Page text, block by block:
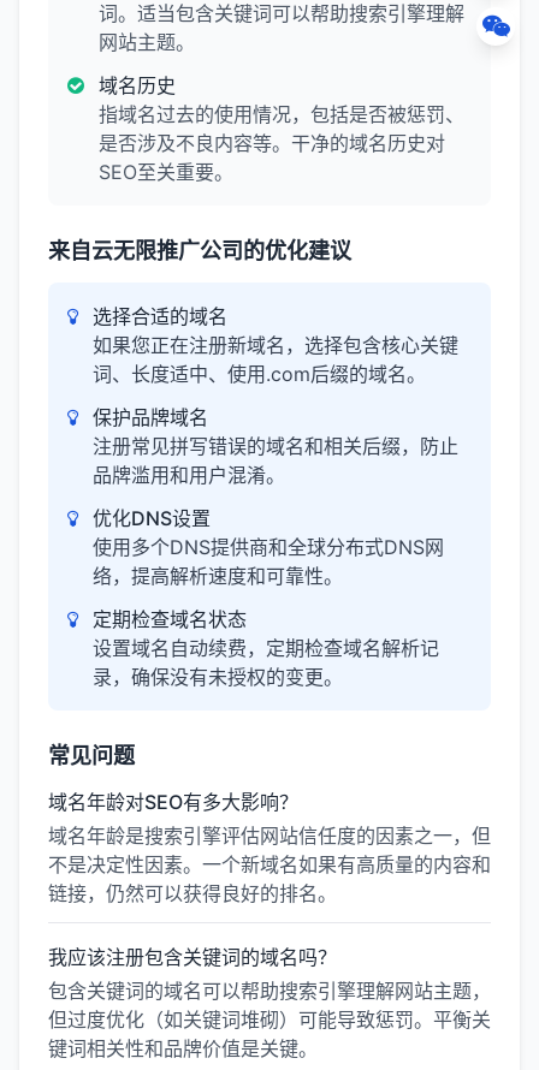
词。适当包含关键词可以帮助搜索引擎理解
网站主题。
域名历史
指域名过去的使用情况，包括是否被惩罚、
是否涉及不良内容等。干净的域名历史对
SEO至关重要。
来自云无限推广公司的优化建议
选择合适的域名
如果您正在注册新域名，选择包含核心关键
词、长度适中、使用.com后缀的域名。
保护品牌域名
注册常见拼写错误的域名和相关后缀，防止
品牌滥用和用户混淆。
优化DNS设置
使用多个DNS提供商和全球分布式DNS网
络，提高解析速度和可靠性。
定期检查域名状态
设置域名自动续费，定期检查域名解析记
录，确保没有未授权的变更。
常见问题
域名年龄对SEO有多大影响？
域名年龄是搜索引擎评估网站信任度的因素之一，但
不是决定性因素。一个新域名如果有高质量的内容和
链接，仍然可以获得良好的排名。
我应该注册包含关键词的域名吗？
包含关键词的域名可以帮助搜索引擎理解网站主题，
但过度优化（如关键词堆砌）可能导致惩罚。平衡关
键词相关性和品牌价值是关键。